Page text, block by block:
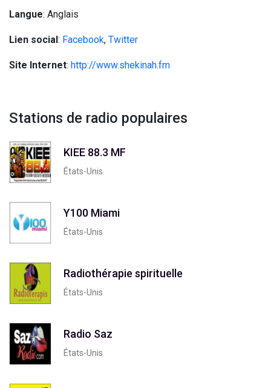
Langue: Anglais
Lien social: Facebook, Twitter
Site Internet: http://www.shekinah.fm
Stations de radio populaires
KIEE 88.3 MF
États-Unis
Y100 Miami
États-Unis
Radiothérapie spirituelle
États-Unis
Radio Saz
États-Unis